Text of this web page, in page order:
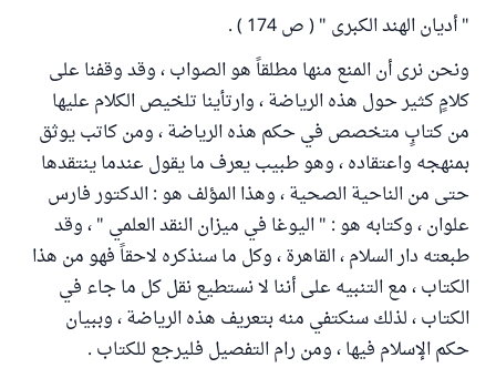
" أديان الهند الكبرى " ( ص 174 ) .
ونحن نرى أن المنع منها مطلقاً هو الصواب ، وقد وقفنا على
كلامٍ كثير حول هذه الرياضة ، وارتأينا تلخيص الكلام عليها
من كتابٍ متخصص في حكم هذه الرياضة ، ومن كاتب يوثق
بمنهجه واعتقاده ، وهو طبيب يعرف ما يقول عندما ينتقدها
حتى من الناحية الصحية ، وهذا المؤلف هو : الدكتور فارس
علوان ، وكتابه هو : " اليوغا في ميزان النقد العلمي " ، وقد
طبعته دار السلام ، القاهرة ، وكل ما سنذكره لاحقاً فهو من هذا
الكتاب ، مع التنبيه على أننا لا نستطيع نقل كل ما جاء في
الكتاب ، لذلك سنكتفي منه بتعريف هذه الرياضة ، وببيان
حكم الإسلام فيها ، ومن رام التفصيل فليرجع للكتاب .